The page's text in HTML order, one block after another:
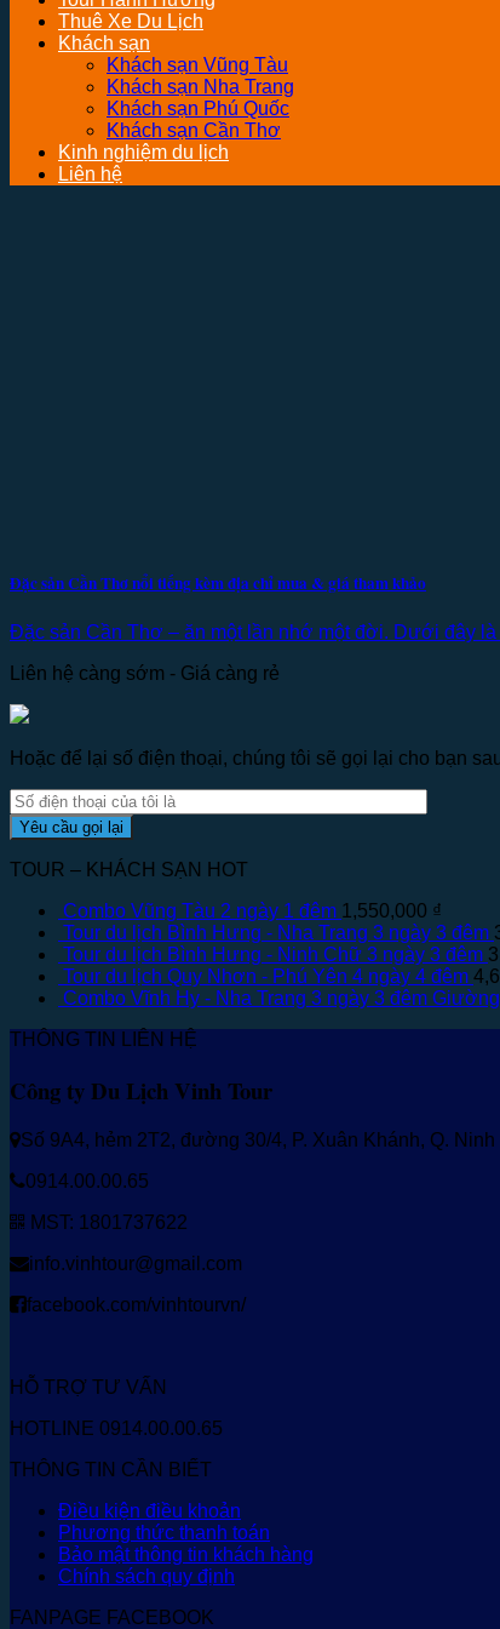
Thuê Xe Du Lịch
Khách sạn
Khách sạn Vũng Tàu
Khách sạn Nha Trang
Khách sạn Phú Quốc
Khách sạn Cần Thơ
Kinh nghiệm du lịch
Liên hệ
Đặc sản Cần Thơ nổi tiếng kèm địa chỉ mua & giá tham khảo
Đặc sản Cần Thơ – ăn một lần nhớ một đời. Dưới đây
Liên hệ càng sớm - Giá càng rẻ
Hoặc để lại số điện thoại, chúng tôi sẽ gọi lại cho bạn
TOUR – KHÁCH SẠN HOT
Combo Vũng Tàu 2 ngày 1 đêm 1,550,000 ₫
Tour du lịch Bình Hưng - Nha Trang 3 ngày 3 đêm
Tour du lịch Bình Hưng - Ninh Chữ 3 ngày 3 đêm
Tour du lịch Quy Nhơn - Phú Yên 4 ngày 4 đêm
Combo Vĩnh Hy - Nha Trang 3 ngày 3 đêm
THÔNG TIN LIÊN HỆ
Công ty Du Lịch Vinh Tour
Số 9A4, hẻm 2T2, đường 30/4, P. Xuân Khánh, Q.
0914.00.00.65
MST: 1801737622
info.vinhtour@gmail.com
facebook.com/vinhtourvn/
HỖ TRỢ TƯ VẤN
HOTLINE 0914.00.00.65
THÔNG TIN CẦN BIẾT
Điều kiện điều khoản
Phương thức thanh toán
Bảo mật thông tin khách hàng
Chính sách quy định
FANPAGE FACEBOOK